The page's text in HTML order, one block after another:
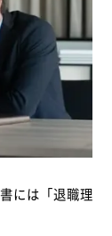
には「退職理